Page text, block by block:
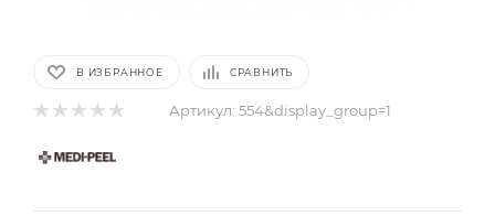
В ИЗБРАННОЕ СРАВНИТЬ
Артикул: 554&display_group=1